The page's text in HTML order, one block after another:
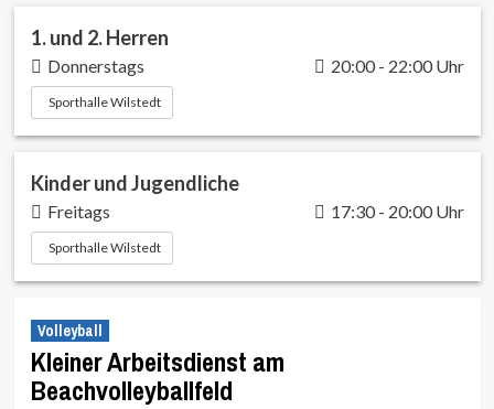
Volleyball
Kleiner Arbeitsdienst am
Beachvolleyballfeld
1. und 2. Herren
Donnerstags 20:00 - 22:00 Uhr
Sporthalle Wilstedt
Kinder und Jugendliche
Freitags 17:30 - 20:00 Uhr
Sporthalle Wilstedt